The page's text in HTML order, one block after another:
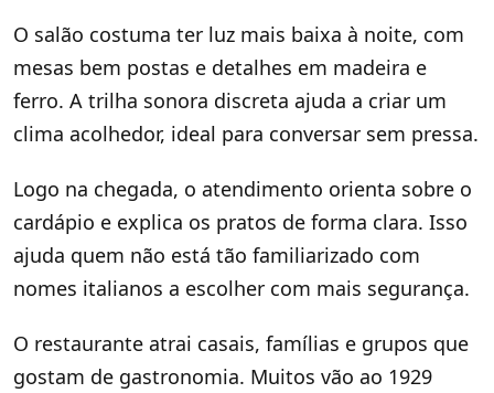
O salão costuma ter luz mais baixa à noite, com
mesas bem postas e detalhes em madeira e
ferro. A trilha sonora discreta ajuda a criar um
clima acolhedor, ideal para conversar sem pressa.
Logo na chegada, o atendimento orienta sobre o
cardápio e explica os pratos de forma clara. Isso
ajuda quem não está tão familiarizado com
nomes italianos a escolher com mais segurança.
O restaurante atrai casais, famílias e grupos que
gostam de gastronomia. Muitos vão ao 1929